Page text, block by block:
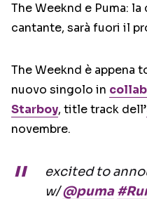
The Weeknd e Puma:
cantante, sarà fuori il
The Weeknd è appena
nuovo singolo in
Starboy, title track dell’
novembre.
excited to
w/@puma